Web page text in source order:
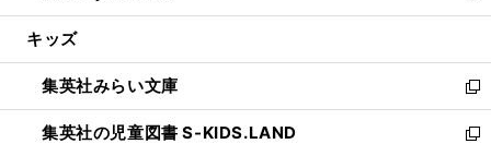
開
ウ
開
く
ン
ウ
で
開
く
ウ
ン
ド
ウ
で
し
ウ
ィ
ン
ド
キッズ
集英社みらい文庫
新
し
い
集英社の児童図書 S-KIDS.LAND
新